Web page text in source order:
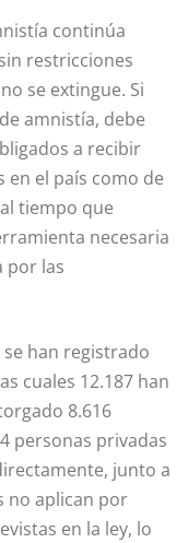
continúa
restricciones
se extingue. Si
amnistía, debe
a recibir
en el país como de
tiempo que
necesaria
por las
han registrado
cuales 12.187 han
8.616
personas privadas
junto a
no aplican por
en la ley, lo